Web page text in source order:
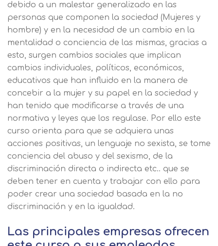
debido a un malestar generalizado en las
personas que componen la sociedad (Mujeres y
hombre) y en la necesidad de un cambio en la
mentalidad o conciencia de las mismas, gracias a
esto, surgen cambios sociales que implican
cambios individuales, políticos, económicos,
educativos que han influido en la manera de
concebir a la mujer y su papel en la sociedad y
han tenido que modificarse a través de una
normativa y leyes que los regulase. Por ello este
curso orienta para que se adquiera unas
acciones positivas, un lenguaje no sexista, se tome
conciencia del abuso y del sexismo, de la
discriminación directa o indirecta etc.. que se
deben tener en cuenta y trabajar con ello para
poder crear una sociedad basada en la no
discriminación y en la igualdad.
Las principales empresas ofrecen